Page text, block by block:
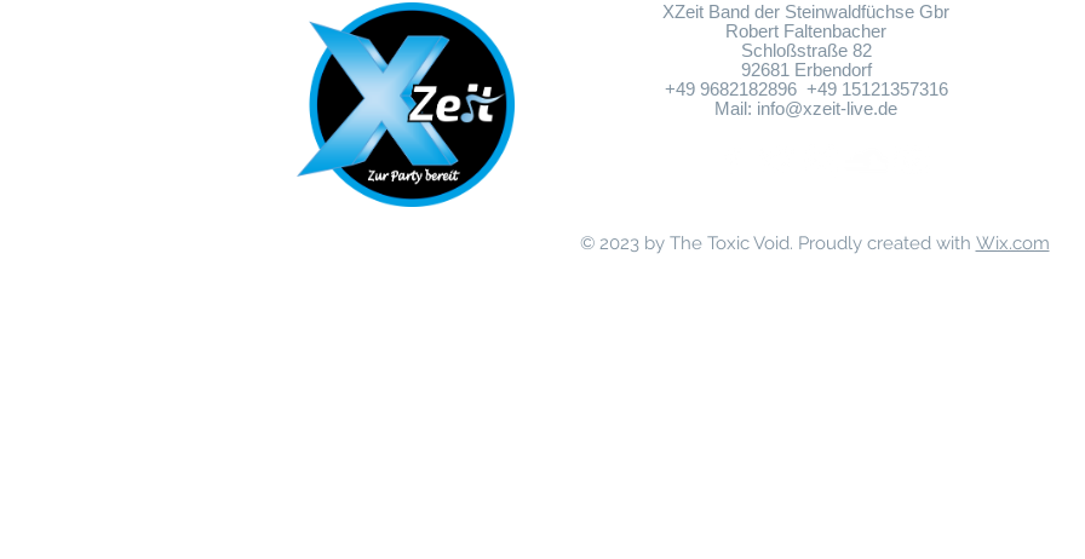
XZeit Band der Steinwaldfüchse Gbr
Robert Faltenbacher
Schloßstraße 82
92681 Erbendorf
+49 9682182896 +49 15121357316
Mail: info@xzeit-live.de
© 2023 by The Toxic Void. Proudly created with Wix.com